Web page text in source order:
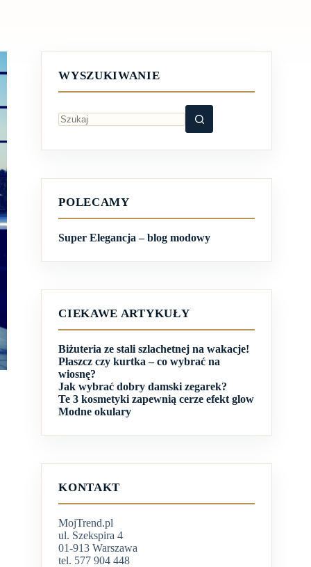
WYSZUKIWANIE
wyników
POLECAMY
Super Elegancja – blog modowy
CIEKAWE ARTYKUŁY
Biżuteria ze stali szlachetnej na wakacje!
Płaszcz czy kurtka – co wybrać na
wiosnę?
Jak wybrać dobry damski zegarek?
Te 3 kosmetyki zapewnią cerze efekt glow
Modne okulary
KONTAKT
MojTrend.pl
ul. Szekspira 4
01-913 Warszawa
tel. 577 904 448